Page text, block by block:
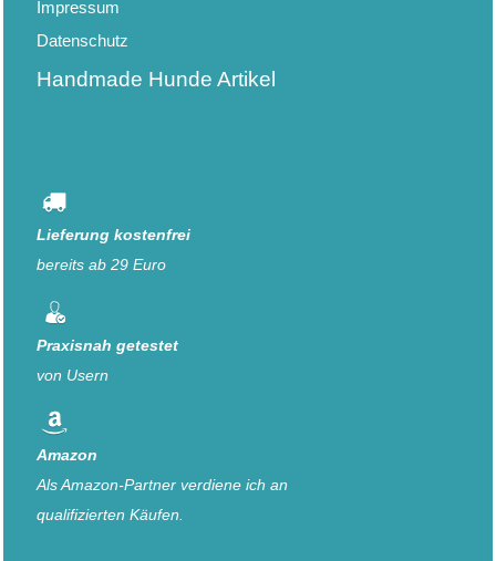
Impressum
Datenschutz
Handmade Hunde Artikel
Lieferung kostenfrei
bereits ab 29 Euro
Praxisnah getestet
von Usern
Amazon
Als Amazon-Partner verdiene ich an
qualifizierten Käufen.